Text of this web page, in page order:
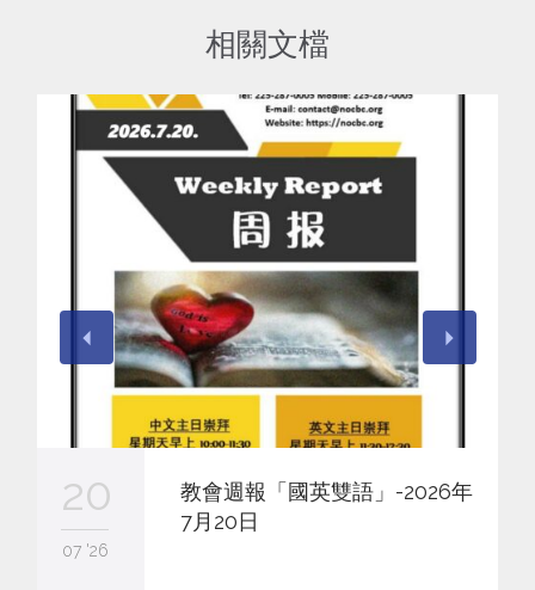
相關文檔
20
07 '26
教會週報「國英雙語」-2026年
7月20日